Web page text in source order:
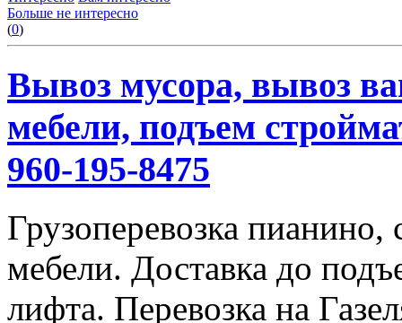
Больше не интересно
(0)
Вывоз мусора, вывоз
мебели, подъем
960-195-8475
Грузоперевозка
мебели. Доставка до
лифта. Перевозка на